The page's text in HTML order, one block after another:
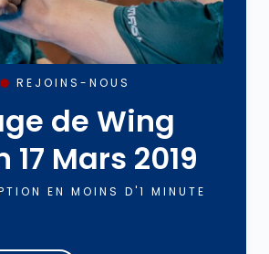
REJOINS-NOUS
de Wing
17 Mars 2019
EN MOINS D'1 MINUTE